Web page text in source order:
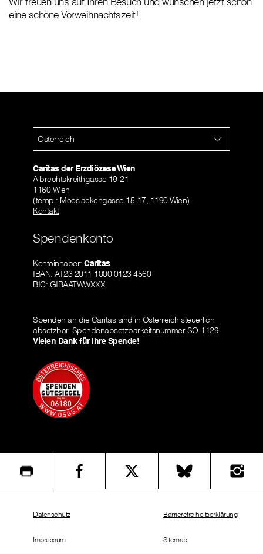
eine schöne Vorweihnachtszeit!
Österreich
Caritas der Erzdiözese Wien
Albrechtskreithgasse 19-21
1160 Wien
(temp.: Mooslackengasse 15-17, 1190 Wien)
Kontakt
Spendenkonto
Kontoinhaber: Caritas
IBAN: AT23 2011 1000 0123 4560
BIC: GIBAATWWXXX
Spenden an die Caritas sind in Österreich steuerlich
absetzbar. Spendenabsetzbarkeitsnummer SO-1129
Vielen Dank für Ihre Spende!
Datenschutz
Impressum
Barrierefreiheitserklärung
Sitemap